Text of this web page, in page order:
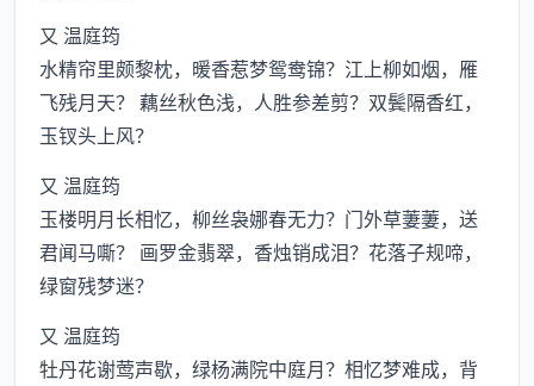
又 温庭筠
水精帘里颇黎枕，暖香惹梦鸳鸯锦？江上柳如烟，雁
飞残月天？ 藕丝秋色浅，人胜参差剪？双鬓隔香红，
玉钗头上风？
又 温庭筠
玉楼明月长相忆，柳丝袅娜春无力？门外草萋萋，送
君闻马嘶？ 画罗金翡翠，香烛销成泪？花落子规啼，
绿窗残梦迷？
又 温庭筠
牡丹花谢莺声歇，绿杨满院中庭月？相忆梦难成，背